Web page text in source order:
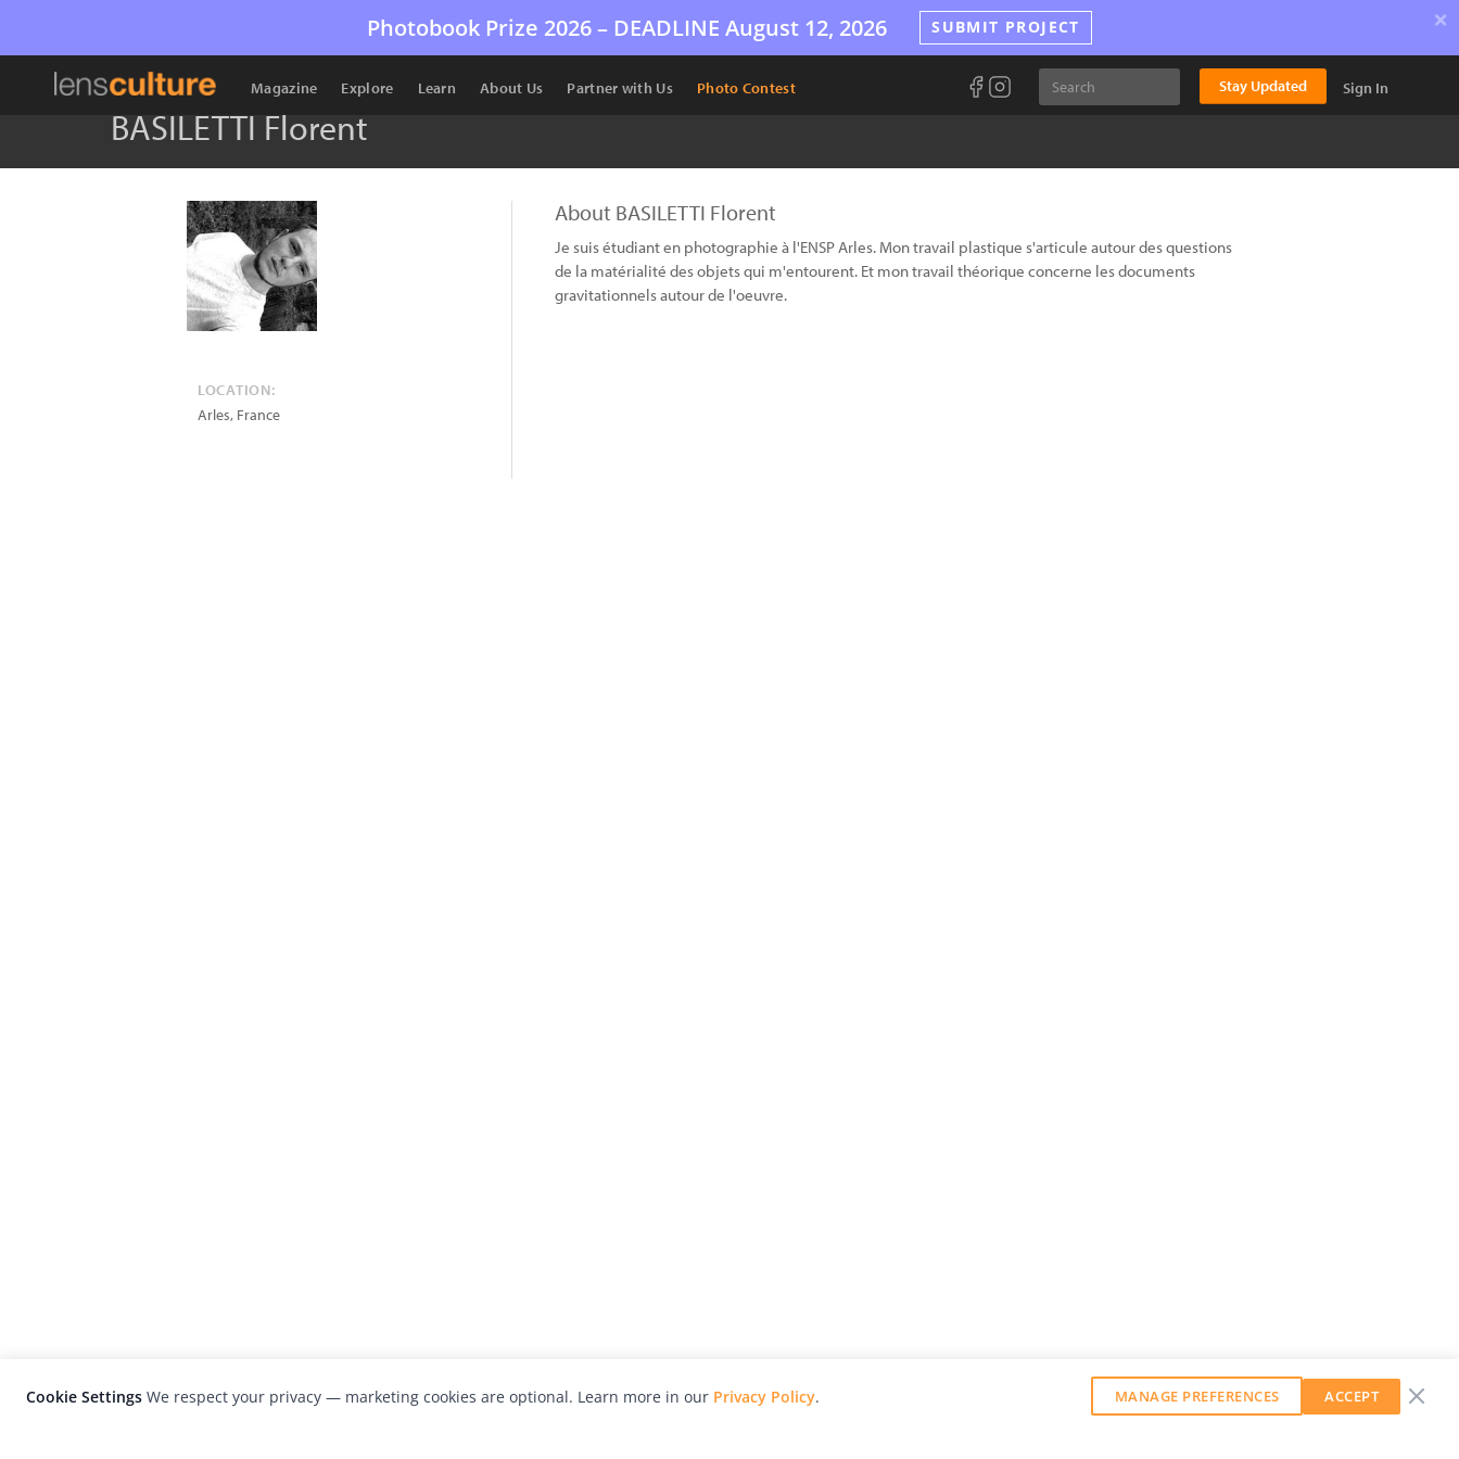
Photobook Prize 2026 – DEADLINE August 12, 2026 SUBMIT PROJECT ×
Magazine Explore Learn About Us Partner with Us Photo Contest Stay Updated Sign In
BASILETTI Florent
LOCATION:
Arles, France
About BASILETTI Florent
Je suis étudiant en photographie à l'ENSP Arles. Mon travail plastique s'articule autour des questions
de la matérialité des objets qui m'entourent. Et mon travail théorique concerne les documents
gravitationnels autour de l'oeuvre.
Cookie Settings We respect your privacy — marketing cookies are optional. Learn more in our Privacy Policy. MANAGE PREFERENCES ACCEPT